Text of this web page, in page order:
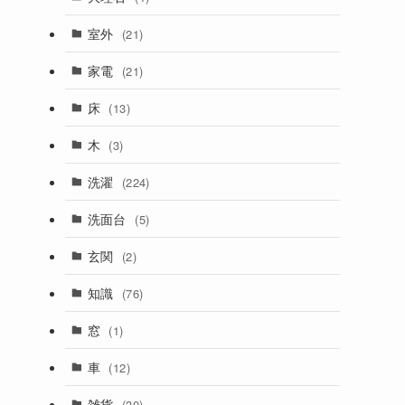
室外 (21)
家電 (21)
床 (13)
木 (3)
洗濯 (224)
洗面台 (5)
玄関 (2)
知識 (76)
窓 (1)
車 (12)